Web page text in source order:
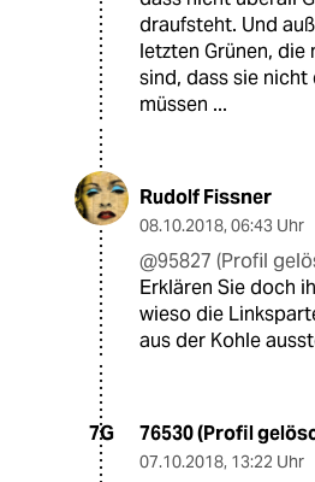
draufsteht. Und
letzten Grünen, die
sind, dass sie
müssen ...
Rudolf Fissner
08.10.2018, 06:43 Uhr
@95827 (Profil
Erklären Sie doch
wieso die
aus der Kohle
7G 76530 (Profil
07.10.2018, 13:22 Uhr